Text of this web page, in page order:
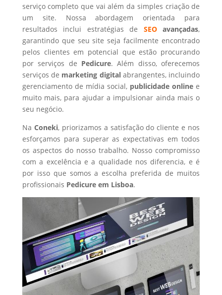
serviço completo que vai além da simples criação de
um site. Nossa abordagem orientada para
resultados inclui estratégias de SEOavançadas,
garantindo que seu site seja facilmente encontrado
pelos clientes em potencial que estão procurando
por serviços de Pedicure. Além disso, oferecemos
serviços de marketing digital abrangentes, incluindo
gerenciamento de mídia social, publicidade online e
muito mais, para ajudar a impulsionar ainda mais o
seu negócio.
Na Coneki, priorizamos a satisfação do cliente e nos
esforçamos para superar as expectativas em todos
os aspectos do nosso trabalho. Nosso compromisso
com a excelência e a qualidade nos diferencia, e é
por isso que somos a escolha preferida de muitos
profissionais Pedicureem Lisboa.